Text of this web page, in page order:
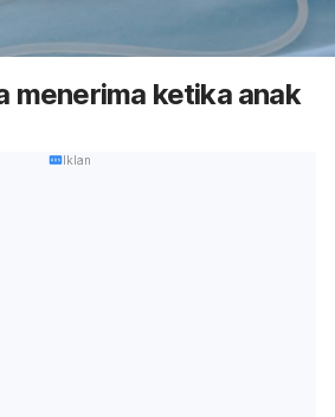
menerima ketika anak
Iklan